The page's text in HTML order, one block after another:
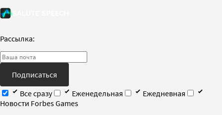
Рассылка:
Подписаться
Все сразу
Еженедельная
Ежедневная
Новости Forbes Games